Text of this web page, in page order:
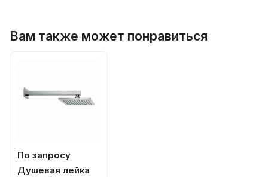
Вам также может понравиться
По запросу
Душевая лейка